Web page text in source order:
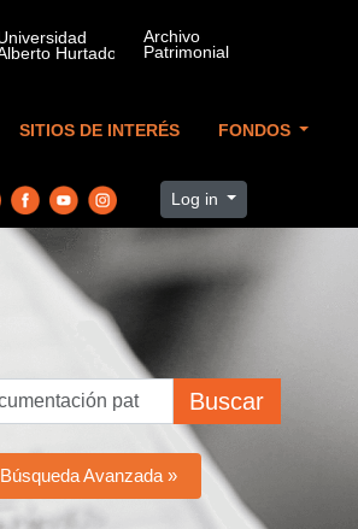
SITIOS DE INTERÉS FONDOS
Log in
Buscar
Búsqueda Avanzada »